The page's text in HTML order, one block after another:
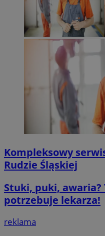
Kompleksowy
Rudzie Śląskiej
Stuki, puki, awaria?
potrzebuje lekarza!
reklama